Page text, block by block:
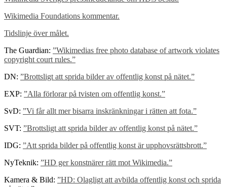
Wikimedia Foundations kommentar.
Tidslinje över målet.
The Guardian: ”Wikimedias free photo database of artwork violates
copyright court rules.”
DN: ”Brottsligt att sprida bilder av offentlig konst på nätet.”
EXP: ”Alla förlorar på tvisten om offentlig konst.”
SvD: ”Vi får allt mer bisarra inskränkningar i rätten att fota.”
SVT: ”Brottsligt att sprida bilder av offentlig konst på nätet.”
IDG: ”Att sprida bilder på offentlig konst är upphovsrättsbrott.”
NyTeknik: ”HD ger konstnärer rätt mot Wikimedia.”
Kamera & Bild: ”HD: Olagligt att avbilda offentlig konst och sprida